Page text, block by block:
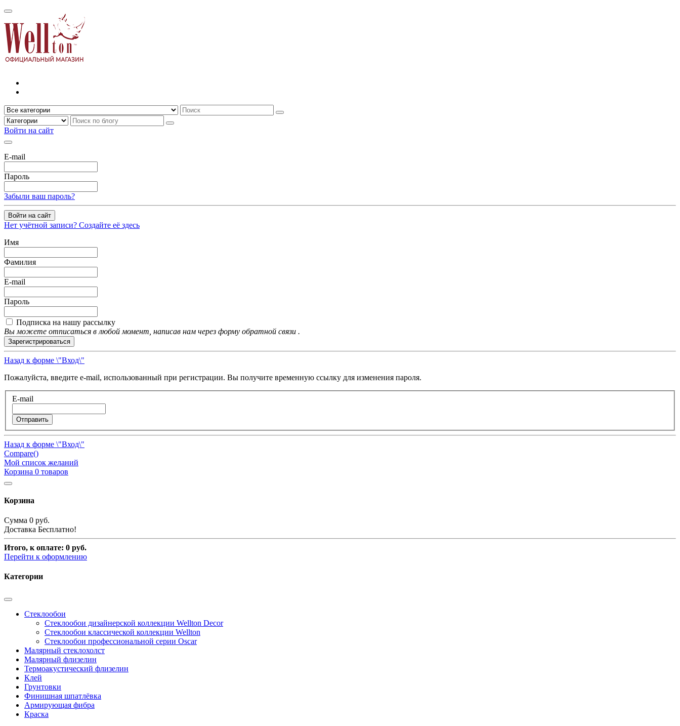
Войти на сайт
E-mail
Пароль
Забыли ваш пароль?
Войти на сайт
Нет учётной записи? Создайте её здесь
Имя
Фамилия
E-mail
Пароль
Подписка на нашу рассылку
Вы можете отписаться в любой момент, написав нам через форму обратной связи .
Зарегистрироваться
Назад к форме \"Вход\"
Пожалуйста, введите e-mail, использованный при регистрации. Вы получите временную ссылку для изменения пароля.
E-mail
Отправить
Назад к форме \"Вход\"
Compare()
Мой список желаний
Корзина 0 товаров
Корзина
Сумма 0 руб.
Доставка Бесплатно!
Итого, к оплате: 0 руб.
Перейти к оформлению
Категории
Стеклообои
Стеклообои дизайнерской коллекции Wellton Decor
Стеклообои классической коллекции Wellton
Стеклообои профессиональной серии Oscar
Малярный стеклохолст
Малярный флизелин
Термоакустический флизелин
Клей
Грунтовки
Финишная шпатлёвка
Армирующая фибра
Краска